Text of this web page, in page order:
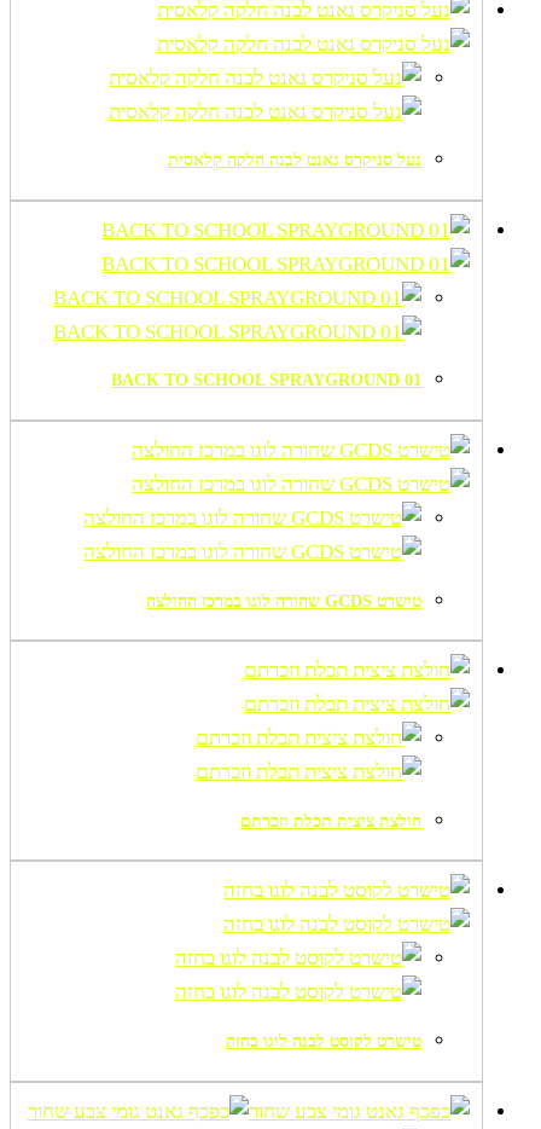
נעל סניקרס גאנט לבנה חלקה קלאסית
BACK TO SCHOOL SPRAYGROUND 01
טישרט GCDS שחורה לוגו במרכז החולצה
חולצת ציצית תכלת וזכרתם
טישרט לקוסט לבנה לוגו בחזה